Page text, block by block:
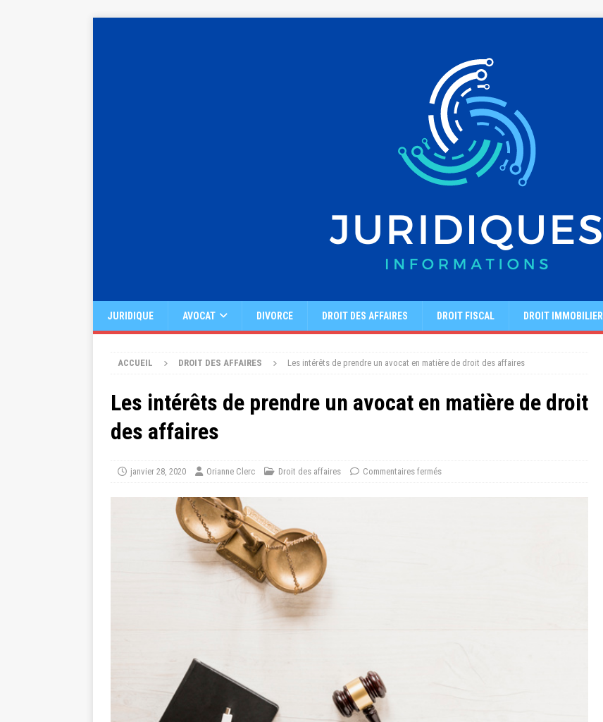
JURIDIQUE AVOCAT DIVORCE DROIT DES AFFAIRES DROIT FISCAL DROIT IMMOBILIER
ACCUEIL DROIT DES AFFAIRES Les intérêts de prendre un avocat en matière de droit des affaires
Les intérêts de prendre un avocat en matière de droit
des affaires
janvier 28, 2020 Orianne Clerc Droit des affaires Commentaires fermés